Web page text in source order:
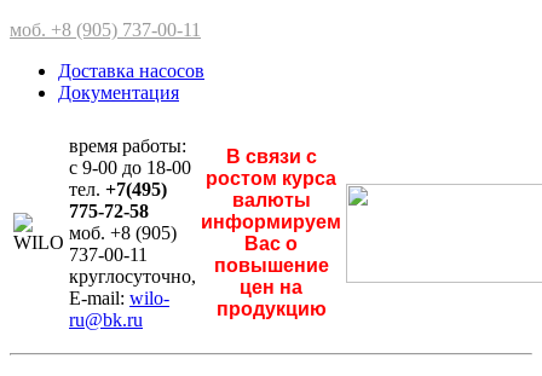
моб. +8 (905) 737-00-11
Доставка насосов
Документация
время работы:
с 9-00 до 18-00
тел. +7(495)
775-72-58
моб. +8 (905)
737-00-11
круглосуточно,
E-mail: wilo-
ru@bk.ru
В связи с
ростом курса
валюты
информируем
Вас о
повышение
цен на
продукцию